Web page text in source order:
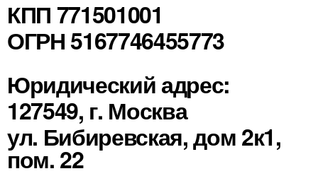
КПП 771501001
ОГРН 5167746455773
Юридический адрес:
127549, г. Москва
ул. Бибиревская, дом 2к1,
пом. 22